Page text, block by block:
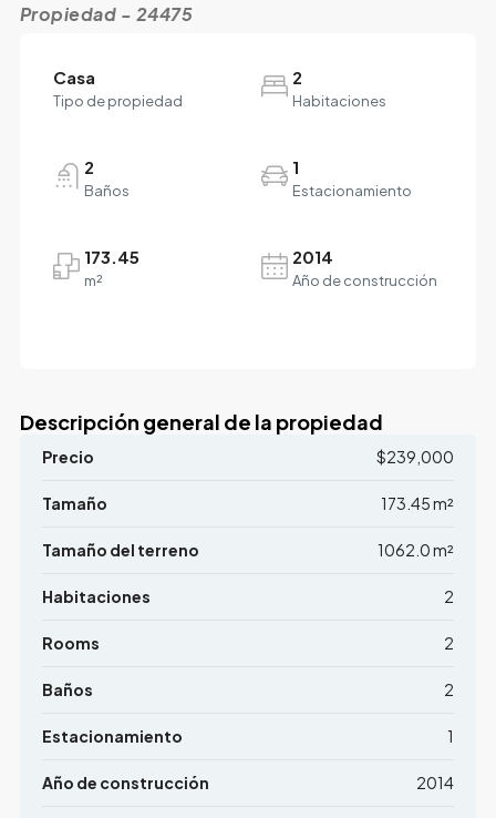
Propiedad - 24475
Casa
Tipo de propiedad
2
Habitaciones
2
Baños
1
Estacionamiento
173.45
m²
2014
Año de construcción
Descripción general de la propiedad
Precio $239,000
Tamaño 173.45 m²
Tamaño del terreno 1062.0 m²
Habitaciones 2
Rooms 2
Baños 2
Estacionamiento 1
Año de construcción 2014